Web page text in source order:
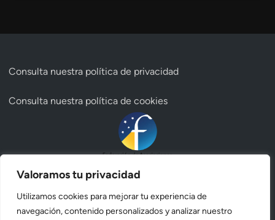
Valoramos tu privacidad
Utilizamos cookies para mejorar tu experiencia de
navegación, contenido personalizados y analizar nuestro
Consulta nuestra política de privacidad
Consulta nuestra política de cookies